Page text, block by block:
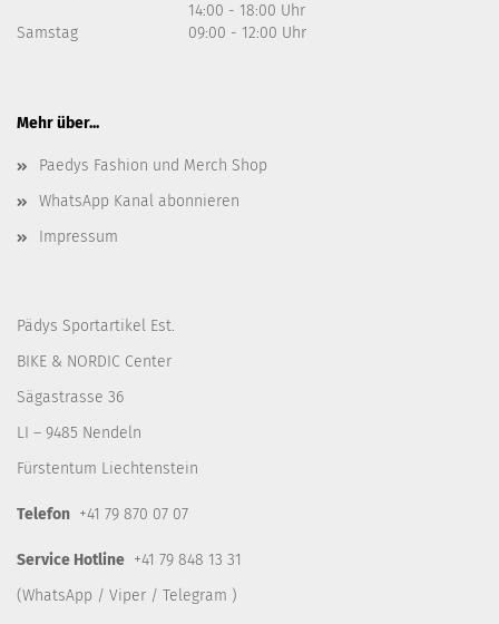
14:00 - 18:00 Uhr
Samstag
09:00 - 12:00 Uhr
Mehr über...
Paedys Fashion und Merch Shop
WhatsApp Kanal abonnieren
Impressum
Pädys Sportartikel Est.
BIKE & NORDIC Center
Sägastrasse 36
LI – 9485 Nendeln
Fürstentum Liechtenstein
Telefon +41 79 870 07 07
Service Hotline +41 79 848 13 31
(WhatsApp / Viper / Telegram )